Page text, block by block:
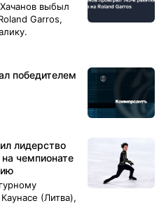
выбыл
Garros,
победителем
лидерство
чемпионате
(Литва),